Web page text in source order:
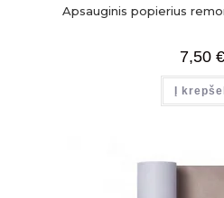
Apsauginis popierius
7,50 €
Į